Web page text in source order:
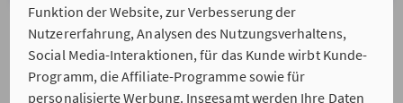
Funktion der Website, zur Verbesserung der
Nutzererfahrung, Analysen des Nutzungsverhaltens,
Social Media-Interaktionen, für das Kunde wirbt Kunde-
Programm, die Affiliate-Programme sowie für
personalisierte Werbung. Insgesamt werden Ihre Daten